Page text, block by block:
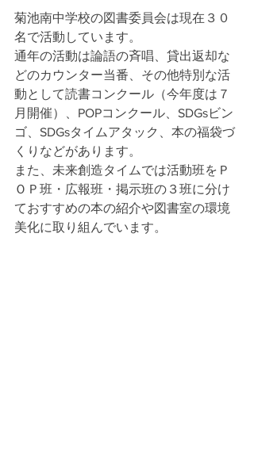
菊池南中学校の図書委員会は現在３０
名で活動しています。
通年の活動は論語の斉唱、貸出返却な
どのカウンター当番、その他特別な活
動として読書コンクール（今年度は７
月開催）、POPコンクール、SDGsビン
ゴ、SDGsタイムアタック、本の福袋づ
くりなどがあります。
また、未来創造タイムでは活動班をＰ
ＯＰ班・広報班・掲示班の３班に分け
ておすすめの本の紹介や図書室の環境
美化に取り組んでいます。